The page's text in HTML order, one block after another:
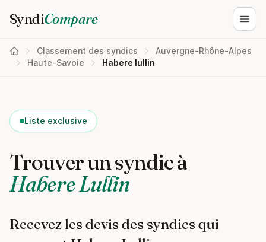
SyndiCompare
Classement des syndics
Auvergne-Rhône-Alpes
Haute-Savoie
Habere lullin
Liste exclusive
Trouver un syndic à
Habere Lullin
Recevez les devis des syndics qui